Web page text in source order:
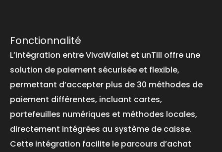
Fonctionnalité
L’intégration entre VivaWallet et unTill offre une
solution de paiement sécurisée et flexible,
permettant d’accepter plus de 30 méthodes de
paiement différentes, incluant cartes,
portefeuilles numériques et méthodes locales,
directement intégrées au système de caisse.
Cette intégration facilite le parcours d’achat